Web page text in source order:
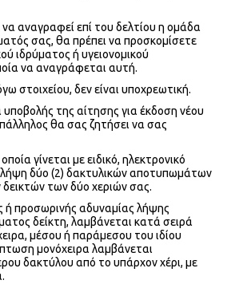
αναγραφεί επί του δελτίου η ομάδα
σας, θα πρέπει να προσκομίσετε
ιδρύματος ή υγειονομικού
να αναγράφεται αυτή.
στοιχείου, δεν είναι υποχρεωτική.
υποβολής της αίτησης για έκδοση νέου
θα σας ζητήσει να σας
γίνεται με ειδικό, ηλεκτρονικό
δύο (2) δακτυλικών αποτυπωμάτων
δεικτών των δύο χεριών σας.
ή προσωρινής αδυναμίας λήψης
δείκτη, λαμβάνεται κατά σειρά
μέσου ή παράμεσου του ιδίου
μονόχειρα λαμβάνεται
δακτύλου από το υπάρχον χέρι, με